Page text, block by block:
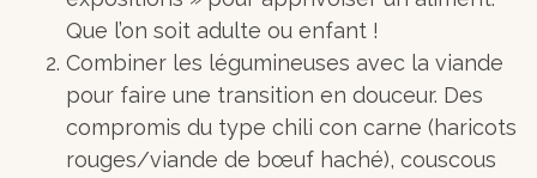
Que l’on soit adulte ou enfant !
Combiner les légumineuses avec la viande
pour faire une transition en douceur. Des
compromis du type chili con carne (haricots
rouges/viande de bœuf haché), couscous